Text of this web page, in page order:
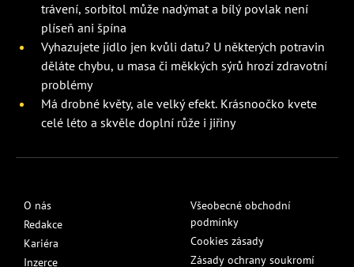
trávení, sorbitol může nadýmat a bílý povlak není
plíseň ani špína
Vyhazujete jídlo jen kvůli datu? U některých potravin
děláte chybu, u masa či měkkých sýrů hrozí zdravotní
problémy
Má drobné květy, ale velký efekt. Krásnoočko kvete
celé léto a skvěle doplní růže i jiřiny
O nás
Redakce
Kariéra
Inzerce
Všeobecné obchodní
podmínky
Cookies zásady
Zásady ochrany soukromí